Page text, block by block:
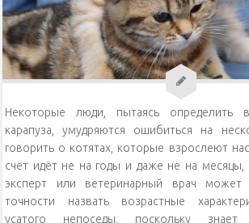
Уход за кошками
Уход за собаками
Физиология кошек
Некоторые люди, пытаясь определить
карапуза, умудряются ошибиться на
говорить о котятах, которые взрослеют
счёт идёт не на годы и даже не на
эксперт или ветеринарный врач
точности назвать возрастные
усатого непоседы, поскольку